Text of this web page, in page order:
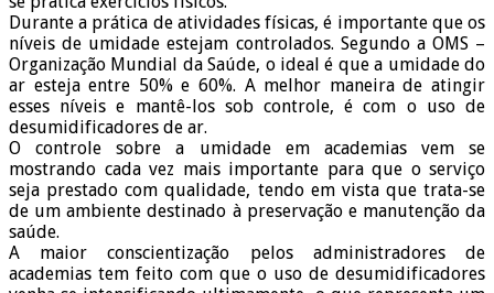
Durante a prática de atividades físicas, é importante que os
níveis de umidade estejam controlados. Segundo a OMS –
Organização Mundial da Saúde, o ideal é que a umidade do
ar esteja entre 50% e 60%. A melhor maneira de atingir
esses níveis e mantê-los sob controle, é com o uso de
desumidificadores de ar.
O controle sobre a umidade em academias vem se
mostrando cada vez mais importante para que o serviço
seja prestado com qualidade, tendo em vista que trata-se
de um ambiente destinado à preservação e manutenção da
saúde.
A maior conscientização pelos administradores de
academias tem feito com que o uso de desumidificadores